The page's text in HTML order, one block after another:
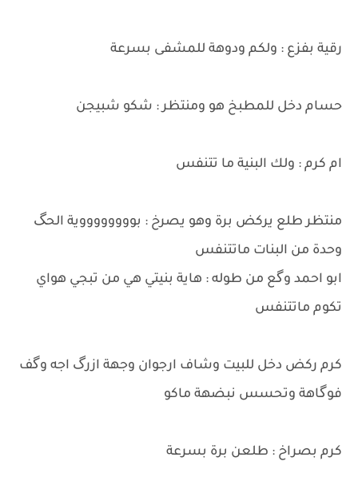
رقية بفزع : ولكم ودوهة للمشفى بسرعة
حسام دخل للمطبخ هو ومنتظر : شكو شبيجن
ام كرم : ولك البنية ما تتنفس
منتظر طلع يركض برة وهو يصرخ : بووووووووية الحگ
وحدة من البنات ماتتنفس
ابو احمد وگع من طوله : هاية بنيتي هي من تبجي هواي
تكوم ماتتنفس
كرم ركض دخل للبيت وشاف ارجوان وجهة ازرگ اجه وگف
فوگاهة وتحسس نبضهة ماكو
كرم بصراخ : طلعن برة بسرعة